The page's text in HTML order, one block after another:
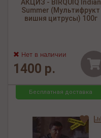
АКЦИЗ - BIRQUIQ Indian
Summer (Мультифрукт
вишня цитрусы) 100г
Нет в наличии
1400 р.
Бесплатная доставка